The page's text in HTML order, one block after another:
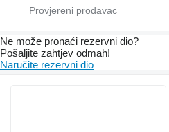
Ne može pronaći rezervni dio?
Pošaljite zahtjev odmah!
Naručite rezervni dio